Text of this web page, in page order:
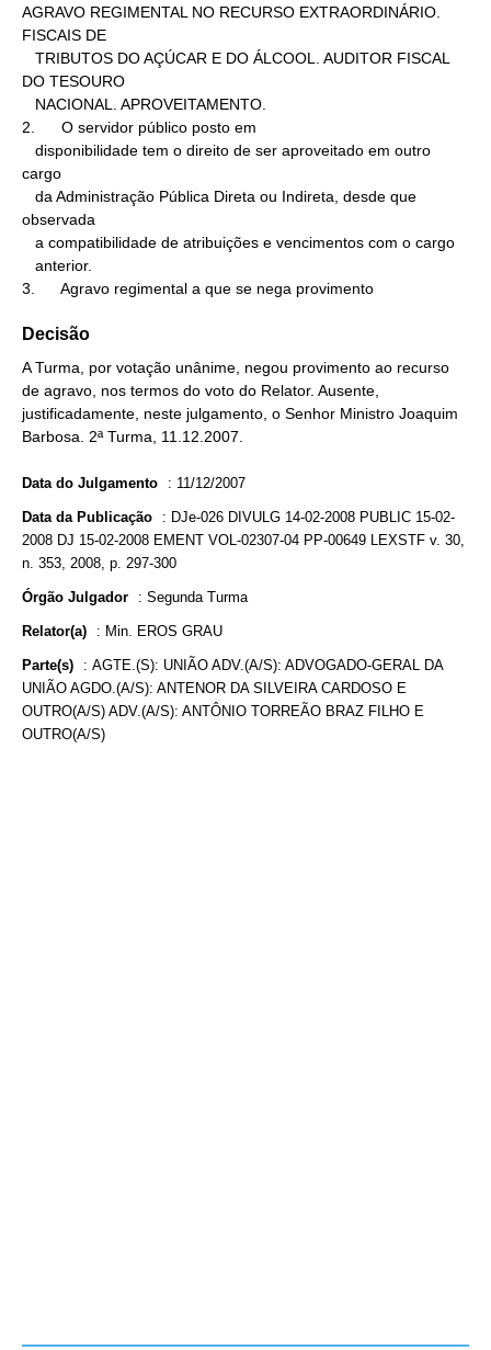
AGRAVO REGIMENTAL NO RECURSO EXTRAORDINÁRIO.
FISCAIS DE
DO TESOURO
2.      O servidor público posto em
cargo
observada
3.      Agravo regimental a que se nega provimento
Decisão
A Turma, por votação unânime, negou provimento ao recurso
de agravo, nos termos do voto do Relator. Ausente,
justificadamente, neste julgamento, o Senhor Ministro Joaquim
Barbosa. 2ª Turma, 11.12.2007.
Data do Julgamento : 11/12/2007
Data da Publicação : DJe-026 DIVULG 14-02-2008 PUBLIC 15-02-
2008 DJ 15-02-2008 EMENT VOL-02307-04 PP-00649 LEXSTF v. 30,
n. 353, 2008, p. 297-300
Órgão Julgador : Segunda Turma
Relator(a) : Min. EROS GRAU
Parte(s) : AGTE.(S): UNIÃO ADV.(A/S): ADVOGADO-GERAL DA
UNIÃO AGDO.(A/S): ANTENOR DA SILVEIRA CARDOSO E
OUTRO(A/S) ADV.(A/S): ANTÔNIO TORREÃO BRAZ FILHO E
OUTRO(A/S)